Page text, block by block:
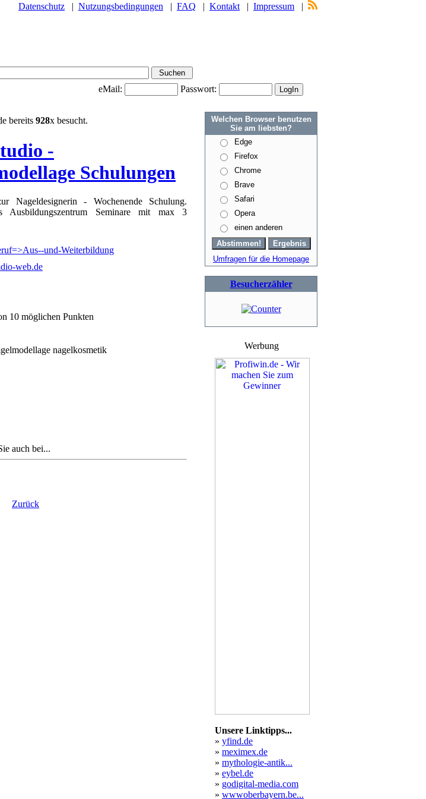
Datenschutz | Nutzungsbedingungen | FAQ | Kontakt | Impressum |
eMail:
Passwort:
bereits 928x besucht.
-
Schulungen
Nageldesignerin - Wochenende Schulung.
Ausbildungszentrum Seminare mit max 3
und-Weiterbildung
web.de
10 möglichen Punkten
nagelkosmetik
auch bei...
Zurück
Welchen Browser benutzen
Sie am liebsten?
Edge
Firefox
Chrome
Brave
Safari
Opera
einen anderen
Umfragen für die Homepage
Besucherzähler
Werbung
Unsere Linktipps...
» yfind.de
» meximex.de
» mythologie-antik...
» eybel.de
» godigital-media.com
» wwwoberbayern.be...